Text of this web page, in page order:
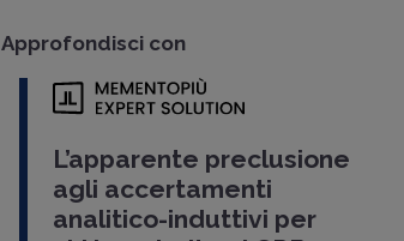
Approfondisci con
L’apparente preclusione
agli accertamenti
analitico-induttivi per